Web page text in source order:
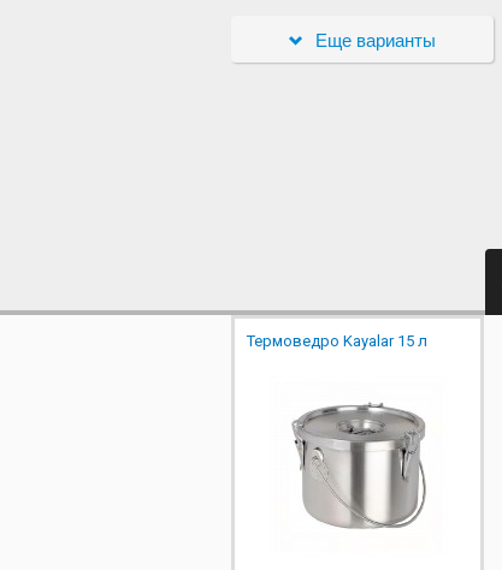
Еще варианты
Термоведро Kayalar 15 л